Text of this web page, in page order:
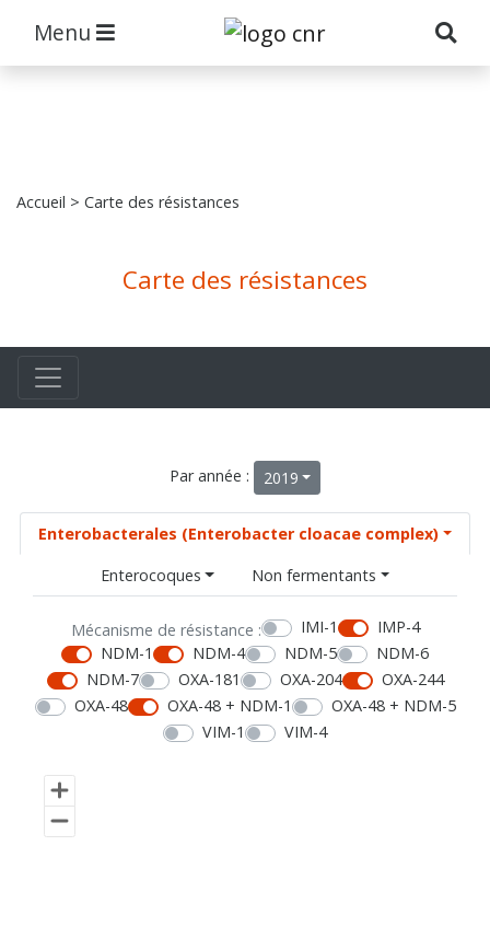
Menu
Accueil > Carte des résistances
Carte des résistances
Par année : 2019
Enterobacterales (Enterobacter cloacae complex)
Enterocoques
Non fermentants
Mécanisme de résistance : IMI-1
IMP-4
NDM-1
NDM-4 NDM-5
NDM-6
NDM-7
OXA-181 OXA-204
OXA-244
OXA-48
OXA-48 + NDM-1
OXA-48 + NDM-5
VIM-1
VIM-4